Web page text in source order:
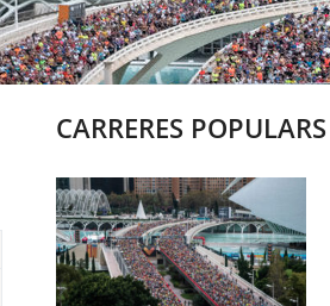
CARRERES POPULARS